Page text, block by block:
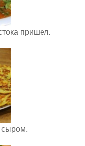
пришел.
сыром.